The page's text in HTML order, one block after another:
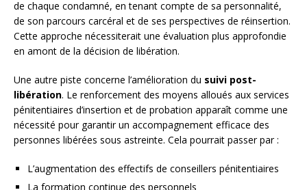
de chaque condamné, en tenant compte de sa personnalité,
de son parcours carcéral et de ses perspectives de réinsertion.
Cette approche nécessiterait une évaluation plus approfondie
en amont de la décision de libération.
Une autre piste concerne l’amélioration du suivi post-
libération. Le renforcement des moyens alloués aux services
pénitentiaires d’insertion et de probation apparaît comme une
nécessité pour garantir un accompagnement efficace des
personnes libérées sous astreinte. Cela pourrait passer par :
L’augmentation des effectifs de conseillers pénitentiaires
La formation continue des personnels